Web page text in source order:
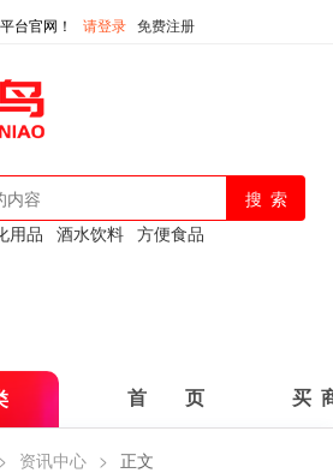
台官网！ 请登录 免费注册
用品 酒水饮料 方便食品
首 页 买
> 资讯中心 > 正文